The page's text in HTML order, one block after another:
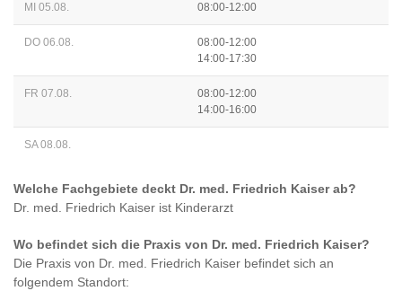
MI 05.08. 08:00-12:00
DO 06.08.
08:00-12:00
14:00-17:30
FR 07.08.
08:00-12:00
14:00-16:00
SA 08.08.
Welche Fachgebiete deckt Dr. med. Friedrich Kaiserab?
Dr. med. Friedrich Kaiser ist Kinderarzt
Wo befindet sich die Praxis von Dr. med. Friedrich Kaiser?
Die Praxis von Dr. med. Friedrich Kaiser befindet sich an
folgendem Standort: